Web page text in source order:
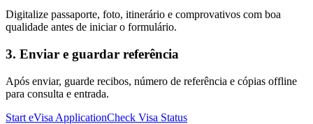
Digitalize passaporte, foto, itinerário e comprovativos com boa
qualidade antes de iniciar o formulário.
3. Enviar e guardar referência
Após enviar, guarde recibos, número de referência e cópias offline
para consulta e entrada.
Start eVisa ApplicationCheck Visa Status